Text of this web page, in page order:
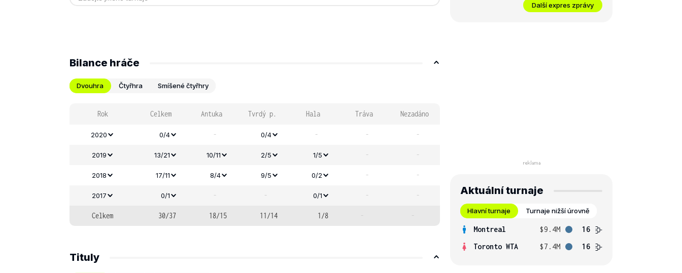
Bilance hráče
Dvouhra Čtyřhra Smíšené čtyřhry
Rok Celkem Antuka Tvrdý p. Hala Tráva Nezadáno
2020 0/4 - 0/4 - - -
2019 13/21 10/11 2/5 1/5 - -
2018 17/11 8/4 9/5 0/2 - -
2017 0/1 - - 0/1 - -
Celkem 30/37 18/15 11/14 1/8 - -
Tituly
Další expres zprávy
Aktuální turnaje
Hlavní turnaje Turnaje nižší úrovně
Montreal $9.4M
16
Toronto WTA
$7.4M 16